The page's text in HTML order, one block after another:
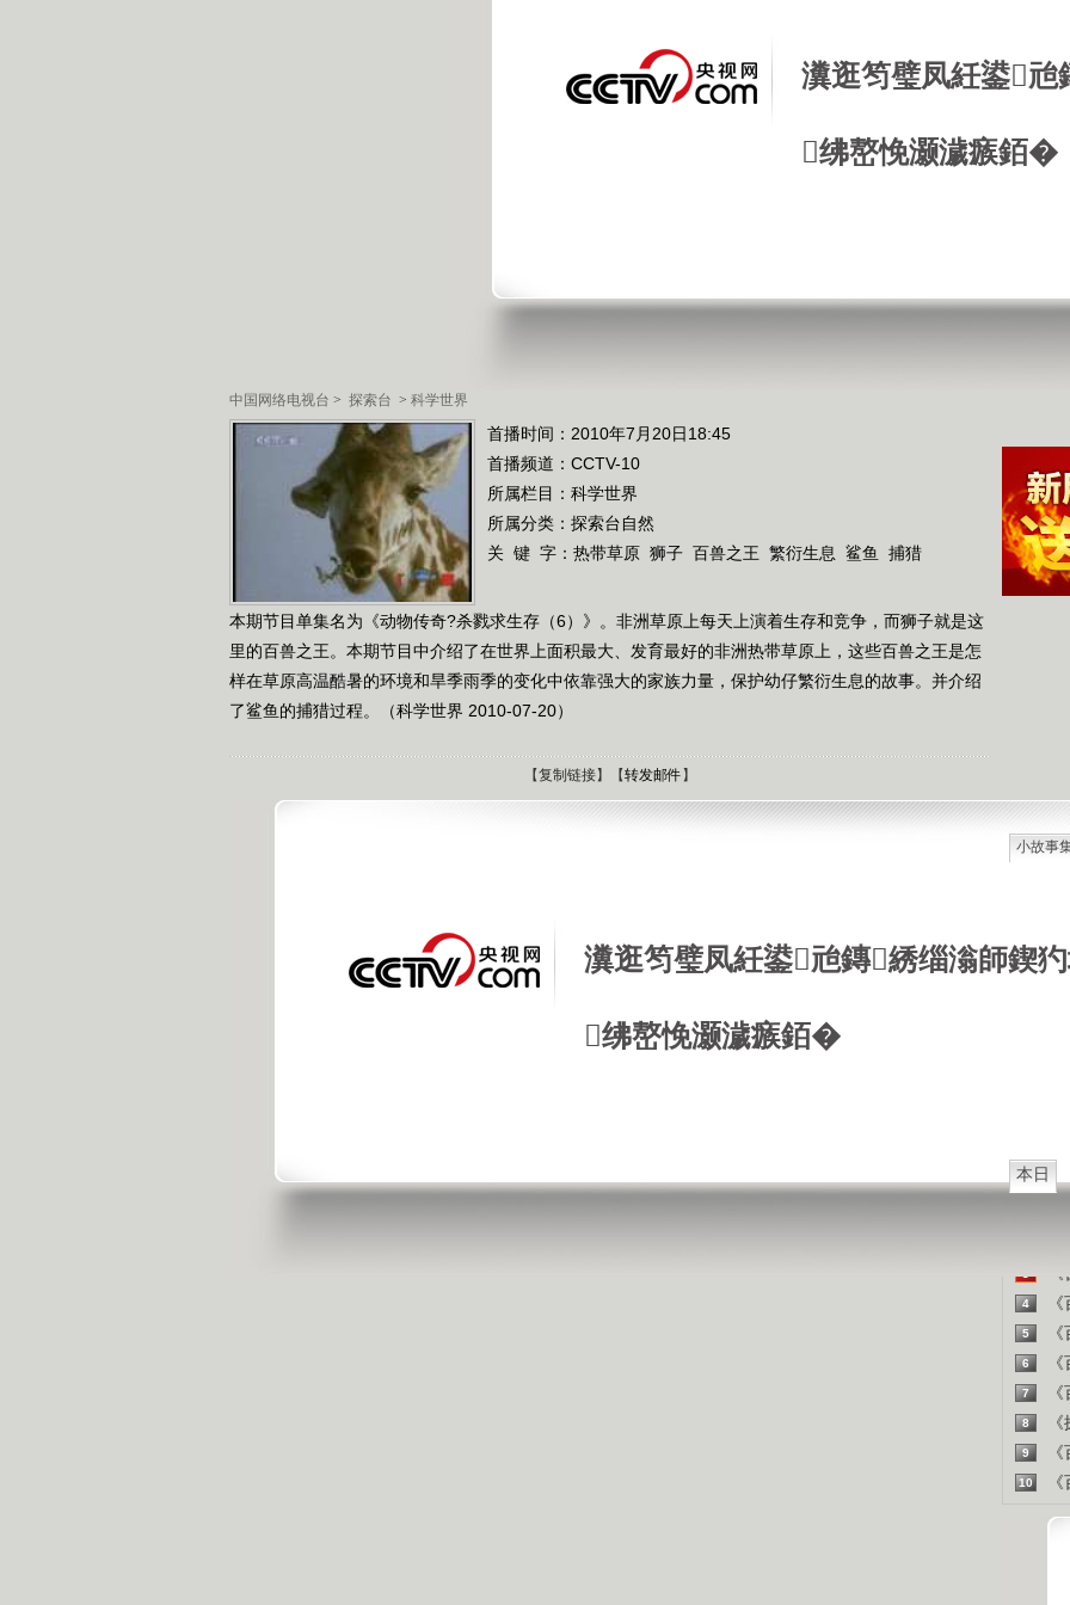
瀵逛笉璧凤紝鍙兘
绋嶅悗灏濊瘯銆�
中国网络电视台 > 探索台 > 科学世界
首播时间：2010年7月20日18:45
首播频道： CCTV-10
所属栏目： 科学世界
所属分类：探索台自然
关 键 字： 热带草原 狮子 百兽之王 繁衍生息 鲨鱼 捕猎
本期节目单集名为《动物传奇?杀戮求生存（6）》。非洲草原上每天上演着生存和竞争，而狮子就是这
里的百兽之王。本期节目中介绍了在世界上面积最大、发育最好的非洲热带草原上，这些百兽之王是怎
样在草原高温酷暑的环境和旱季雨季的变化中依靠强大的家族力量，保护幼仔繁衍生息的故事。并介绍
了鲨鱼的捕猎过程。（科学世界 2010-07-20）
【复制链接】【转发邮件 】
瀵逛笉璧凤紝鍙兘鏄綉缁滃師鍥
绋嶅悗灏濊瘯銆�
小故事
接触
本日
4
5
6
7
8
9
10